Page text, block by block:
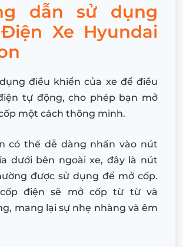
dẫn sử dụng
Xe Hyundai
điều khiển của xe để điều
tự động, cho phép bạn mở
một cách thông minh.
có thể dễ dàng nhấn vào nút
dưới bên ngoài xe, đây là nút
được sử dụng để mở cốp.
điện sẽ mở cốp từ từ và
mang lại sự nhẹ nhàng và êm